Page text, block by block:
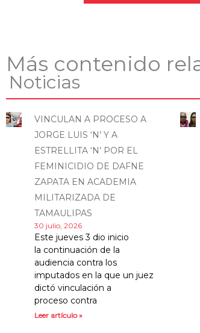
Más contenido
Noticias
VINCULAN A PROCESO A
JORGE LUIS ‘N’ Y A
ESTRELLITA ‘N’ POR EL
FEMINICIDIO DE DAFNE
ZAPATA EN ACADEMIA
MILITARIZADA DE
TAMAULIPAS
30 julio, 2026
Este jueves 3 dio inicio
la continuación de la
audiencia contra los
imputados en la que un juez
dictó vinculación a
proceso contra
Leer artículo »